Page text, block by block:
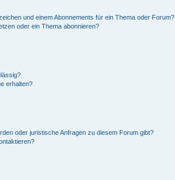
und einem Abonnements für ein Thema oder Forum?
oder ein Thema abonnieren?
erhalten?
oder juristische Anfragen zu diesem Forum gibt?